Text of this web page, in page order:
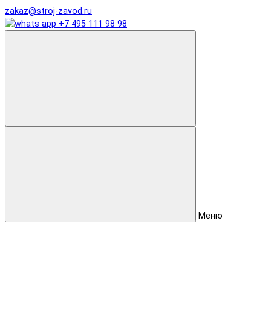
zakaz@stroj-zavod.ru
+7 495 111 98 98
Меню